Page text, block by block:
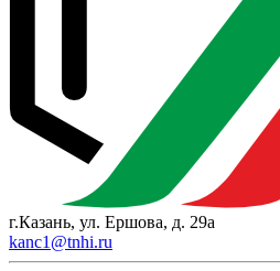
г.Казань, ул. Ершова, д. 29а
kanc1@tnhi.ru